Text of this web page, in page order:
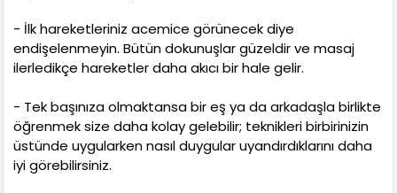
- İlk hareketleriniz acemice görünecek diye
endişelenmeyin. Bütün dokunuşlar güzeldir ve masaj
ilerledikçe hareketler daha akıcı bir hale gelir.
- Tek başınıza olmaktansa bir eş ya da arkadaşla birlikte
öğrenmek size daha kolay gelebilir; teknikleri birbirinizin
üstünde uygularken nasıl duygular uyandırdıklarını daha
iyi görebilirsiniz.